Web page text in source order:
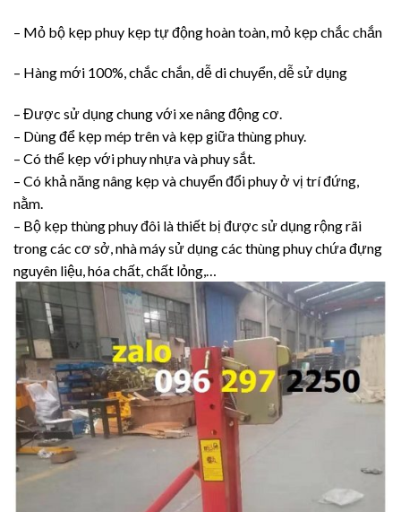
– Mỏ bộ kẹp phuy kẹp tự động hoàn toàn, mỏ kẹp chắc chắn
– Hàng mới 100%, chắc chắn, dễ di chuyển, dễ sử dụng
– Được sử dụng chung với xe nâng động cơ.
– Dùng để kẹp mép trên và kẹp giữa thùng phuy.
– Có thể kẹp với phuy nhựa và phuy sắt.
– Có khả năng nâng kẹp và chuyển đổi phuy ở vị trí đứng,
nằm.
– Bộ kẹp thùng phuy đôi là thiết bị được sử dụng rộng rãi
trong các cơ sở, nhà máy sử dụng các thùng phuy chứa đựng
nguyên liệu, hóa chất, chất lỏng,…